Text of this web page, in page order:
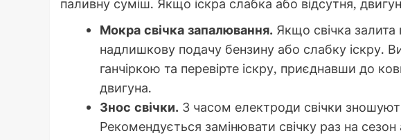
паливну суміш. Якщо іскра слабка або відсутня,
Мокра свічка запалювання. Якщо свічка
надлишкову подачу бензину або слабку іскру.
ганчіркою та перевірте іскру, приєднавши до
двигуна.
Знос свічки. З часом електроди свічки
Рекомендується замінювати свічку раз на